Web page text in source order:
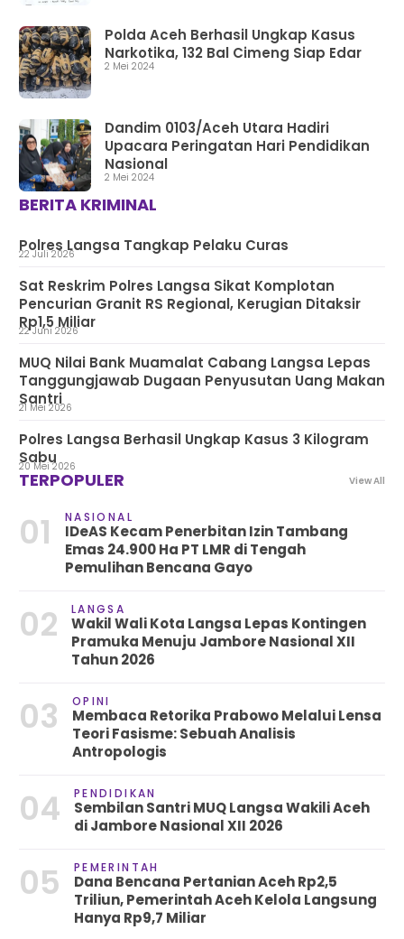
Polda Aceh Berhasil Ungkap Kasus
Narkotika, 132 Bal Cimeng Siap Edar
2 Mei 2024
Dandim 0103/Aceh Utara Hadiri
Upacara Peringatan Hari Pendidikan
Nasional
2 Mei 2024
BERITA KRIMINAL
Polres Langsa Tangkap Pelaku Curas
22 Juli 2026
Sat Reskrim Polres Langsa Sikat Komplotan
Pencurian Granit RS Regional, Kerugian Ditaksir
Rp1,5 Miliar
22 Juni 2026
MUQ Nilai Bank Muamalat Cabang Langsa Lepas
Tanggungjawab Dugaan Penyusutan Uang Makan
Santri
21 Mei 2026
Polres Langsa Berhasil Ungkap Kasus 3 Kilogram
Sabu20 Mei 2026
TERPOPULER View All
01 NASIONAL
IDeAS Kecam Penerbitan Izin Tambang
Emas 24.900 Ha PT LMR di Tengah
Pemulihan Bencana Gayo
02 LANGSA
Wakil Wali Kota Langsa Lepas Kontingen
Pramuka Menuju Jambore Nasional XII
Tahun 2026
03 OPINI
Membaca Retorika Prabowo Melalui Lensa
Teori Fasisme: Sebuah Analisis
Antropologis
04 PENDIDIKAN
Sembilan Santri MUQ Langsa Wakili Aceh
di Jambore Nasional XII 2026
05 PEMERINTAH
Dana Bencana Pertanian Aceh Rp2,5
Triliun, Pemerintah Aceh Kelola Langsung
Hanya Rp9,7 Miliar